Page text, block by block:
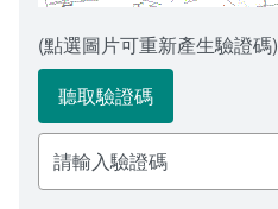
(點選圖片可重新產生驗證碼)
聽取驗證碼